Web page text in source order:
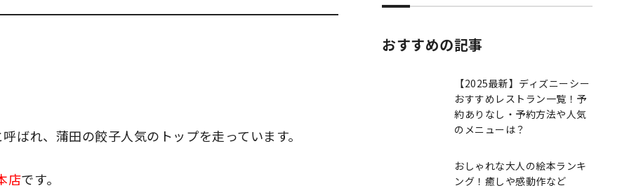
呼ばれ、蒲田の餃子人気のトップを走っています。
店です。
おすすめの記事
【2025最新】ディズニーシー
おすすめレストラン一覧！予
約ありなし・予約方法や人気
のメニューは？
おしゃれな大人の絵本ランキ
ング！癒しや感動作など